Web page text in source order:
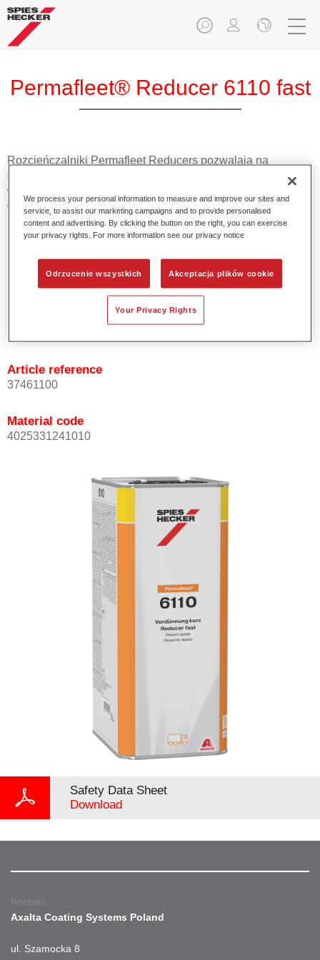
Permafleet® Reducer 6110 fast
Rozcieńczalniki Permafleet Reducers pozwalają na
dostosowanie odpowiedniej lepkości produktów Permafleet
w celu zapewniania optymalnej aplikacji we każdych
warunkach.
Product Features
Odpowiednie do mniejszych obiektów w temperaturze
15°C - 25°C.
Article reference
37461100
Material code
4025331241010
Safety Data Sheet
Download
Kontakt
Axalta Coating Systems Poland
ul. Szamocka 8
We process your personal information to measure and improve our sites and
service, to assist our marketing campaigns and to provide personalised
content and advertising. By clicking the button on the right, you can exercise
your privacy rights. For more information see our privacy notice
Odrzucenie wszystkich Akceptacja plików cookie
Your Privacy Rights